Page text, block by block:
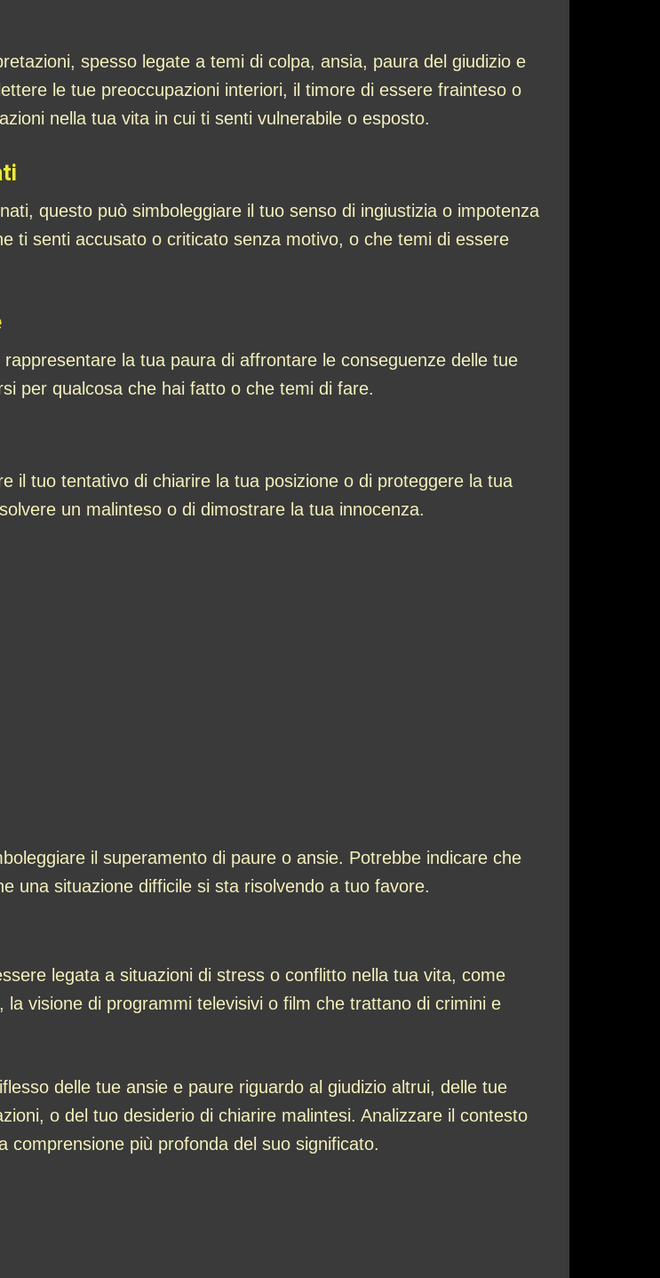
spesso legate a temi di colpa, ansia, paura del giudizio e
le tue preoccupazioni interiori, il timore di essere frainteso o
nella tua vita in cui ti senti vulnerabile o esposto.
questo può simboleggiare il tuo senso di ingiustizia o impotenza
ti senti accusato o criticato senza motivo, o che temi di essere
la tua paura di affrontare le conseguenze delle tue
per qualcosa che hai fatto o che temi di fare.
il tuo tentativo di chiarire la tua posizione o di proteggere la tua
un malinteso o di dimostrare la tua innocenza.
il superamento di paure o ansie. Potrebbe indicare che
una situazione difficile si sta risolvendo a tuo favore.
legata a situazioni di stress o conflitto nella tua vita, come
visione di programmi televisivi o film che trattano di crimini e
delle tue ansie e paure riguardo al giudizio altrui, delle tue
o del tuo desiderio di chiarire malintesi. Analizzare il contesto
più profonda del suo significato.